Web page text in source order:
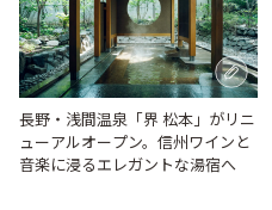
長野・浅間温泉「界 松本」がリニ
ューアルオープン。信州ワインと
音楽に浸るエレガントな湯宿へ